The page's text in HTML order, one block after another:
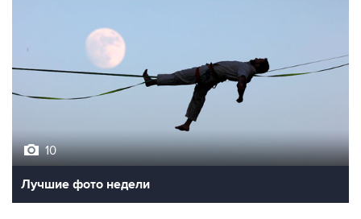
Лучшие фото недели